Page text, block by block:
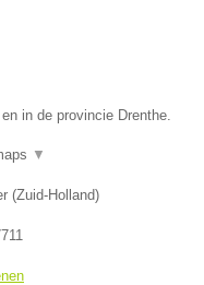
in de provincie Drenthe.
▼
(Zuid-Holland)